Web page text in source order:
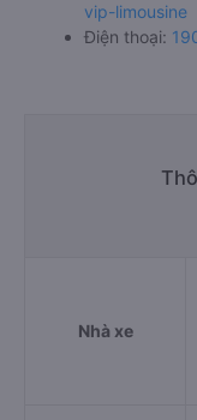
vip-limousine
Điện thoại:
Nhà xe